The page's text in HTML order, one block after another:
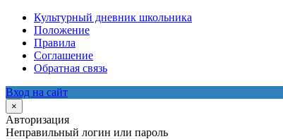
Культурный дневник школьника
Положение
Правила
Соглашение
Обратная связь
Вход на сайт
×
Авторизация
Неправильный логин или пароль